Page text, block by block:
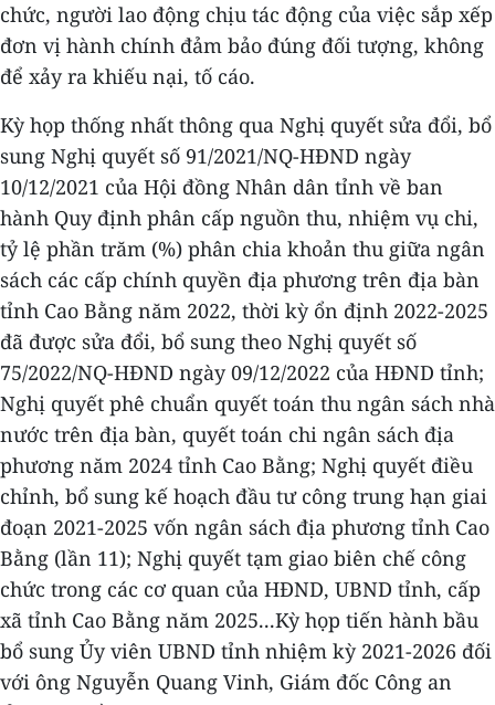
chức, người lao động chịu tác động của việc sắp xếp
đơn vị hành chính đảm bảo đúng đối tượng, không
để xảy ra khiếu nại, tố cáo.
Kỳ họp thống nhất thông qua Nghị quyết sửa đổi, bổ
sung Nghị quyết số 91/2021/NQ-HĐND ngày
10/12/2021 của Hội đồng Nhân dân tỉnh về ban
hành Quy định phân cấp nguồn thu, nhiệm vụ chi,
tỷ lệ phần trăm (%) phân chia khoản thu giữa ngân
sách các cấp chính quyền địa phương trên địa bàn
tỉnh Cao Bằng năm 2022, thời kỳ ổn định 2022-2025
đã được sửa đổi, bổ sung theo Nghị quyết số
75/2022/NQ-HĐND ngày 09/12/2022 của HĐND tỉnh;
Nghị quyết phê chuẩn quyết toán thu ngân sách nhà
nước trên địa bàn, quyết toán chi ngân sách địa
phương năm 2024 tỉnh Cao Bằng; Nghị quyết điều
chỉnh, bổ sung kế hoạch đầu tư công trung hạn giai
đoạn 2021-2025 vốn ngân sách địa phương tỉnh Cao
Bằng (lần 11); Nghị quyết tạm giao biên chế công
chức trong các cơ quan của HĐND, UBND tỉnh, cấp
xã tỉnh Cao Bằng năm 2025...Kỳ họp tiến hành bầu
bổ sung Ủy viên UBND tỉnh nhiệm kỳ 2021-2026 đối
với ông Nguyễn Quang Vinh, Giám đốc Công an